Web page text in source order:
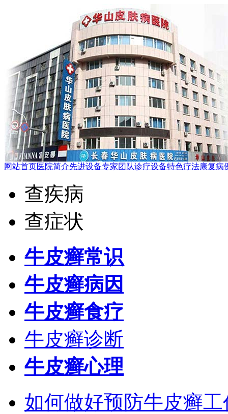
网站首页医院简介先进设备专家团队诊疗设备特色疗法康复病
查疾病
查症状
牛皮癣常识
牛皮癣病因
牛皮癣食疗
牛皮癣诊断
牛皮癣心理
如何做好预防牛皮癣工